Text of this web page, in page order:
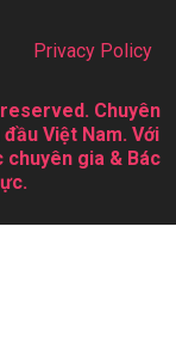
Privacy Policy
Chuyên
Việt Nam. Với
gia & Bác